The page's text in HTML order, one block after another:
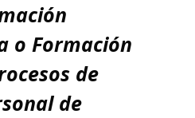
o Formación
de
de